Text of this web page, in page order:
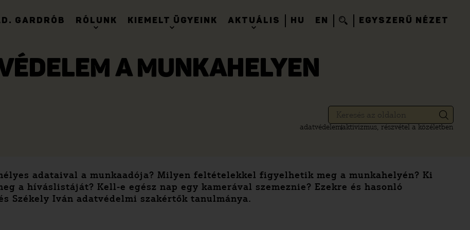
GARDRÓB RÓLUNK KIEMELT ÜGYEINK AKTUÁLIS HU EN EGYSZERŰ NÉZET
A MUNKAHELYEN
adatvédelemaktivizmus, részvétel a közéletben
adataival a munkaadója? Milyen feltételekkel figyelhetik meg a munkahelyén? Ki
a híváslistáját? Kell-e egész nap egy kamerával szemeznie? Ezekre és hasonló
Székely Iván adatvédelmi szakértők tanulmánya.